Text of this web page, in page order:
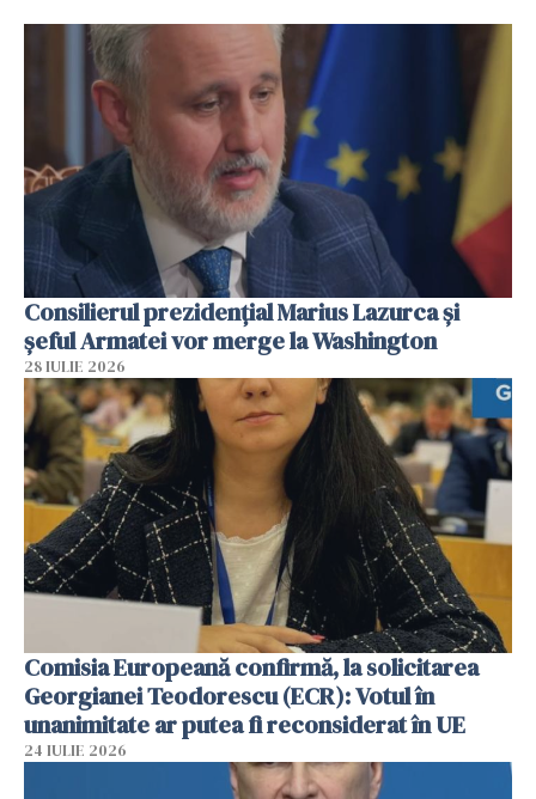
Consilierul prezidenţial Marius Lazurca și
șeful Armatei vor merge la Washington
28 IULIE 2026
Comisia Europeană confirmă, la solicitarea
Georgianei Teodorescu (ECR): Votul în
unanimitate ar putea fi reconsiderat în UE
24 IULIE 2026